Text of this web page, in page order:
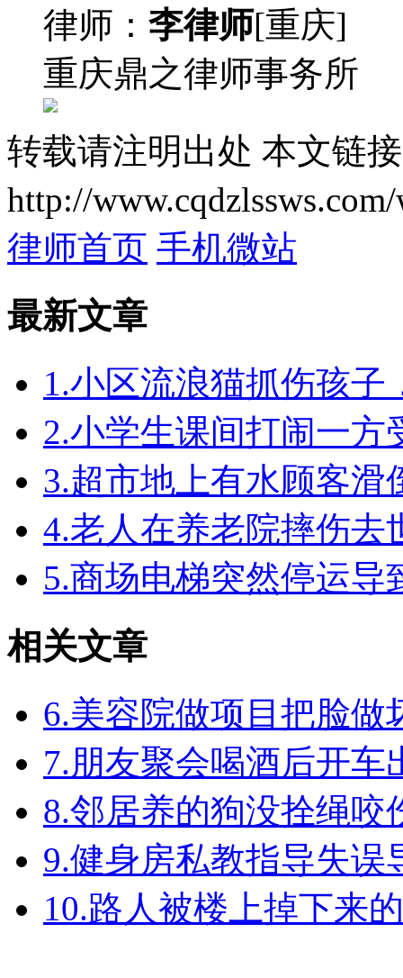
律师： 李律师[重庆]
重庆鼎之律师事务所
转载请注明出处 本文链
http://
律师首页 手机微站
最新文章
1.小区流浪猫抓伤孩子
2.小学生课间打闹一
3.超市地上有水顾客
4.老人在养老院摔伤去
5.商场电梯突然停运
相关文章
6.美容院做项目把脸做
7.朋友聚会喝酒后开
8.邻居养的狗没拴绳
9.健身房私教指导失
10.路人被楼上掉下来